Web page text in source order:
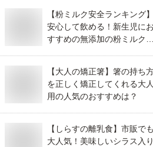
【粉ミルク安全ランキング】
安心して飲める！新生児にお
すすめの無添加の粉ミルク
【大人の矯正箸】箸の持ち
を正しく矯正してくれる大人
用の人気のおすすめは？
【しらすの離乳食】市販でも
大人気！美味しいシラス入り